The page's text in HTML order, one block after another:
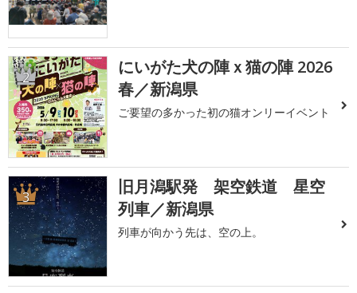
2
にいがた犬の陣ｘ猫の陣 2026
春／新潟県
ご要望の多かった初の猫オンリーイベント
3
旧月潟駅発 架空鉄道 星空
列車／新潟県
列車が向かう先は、空の上。